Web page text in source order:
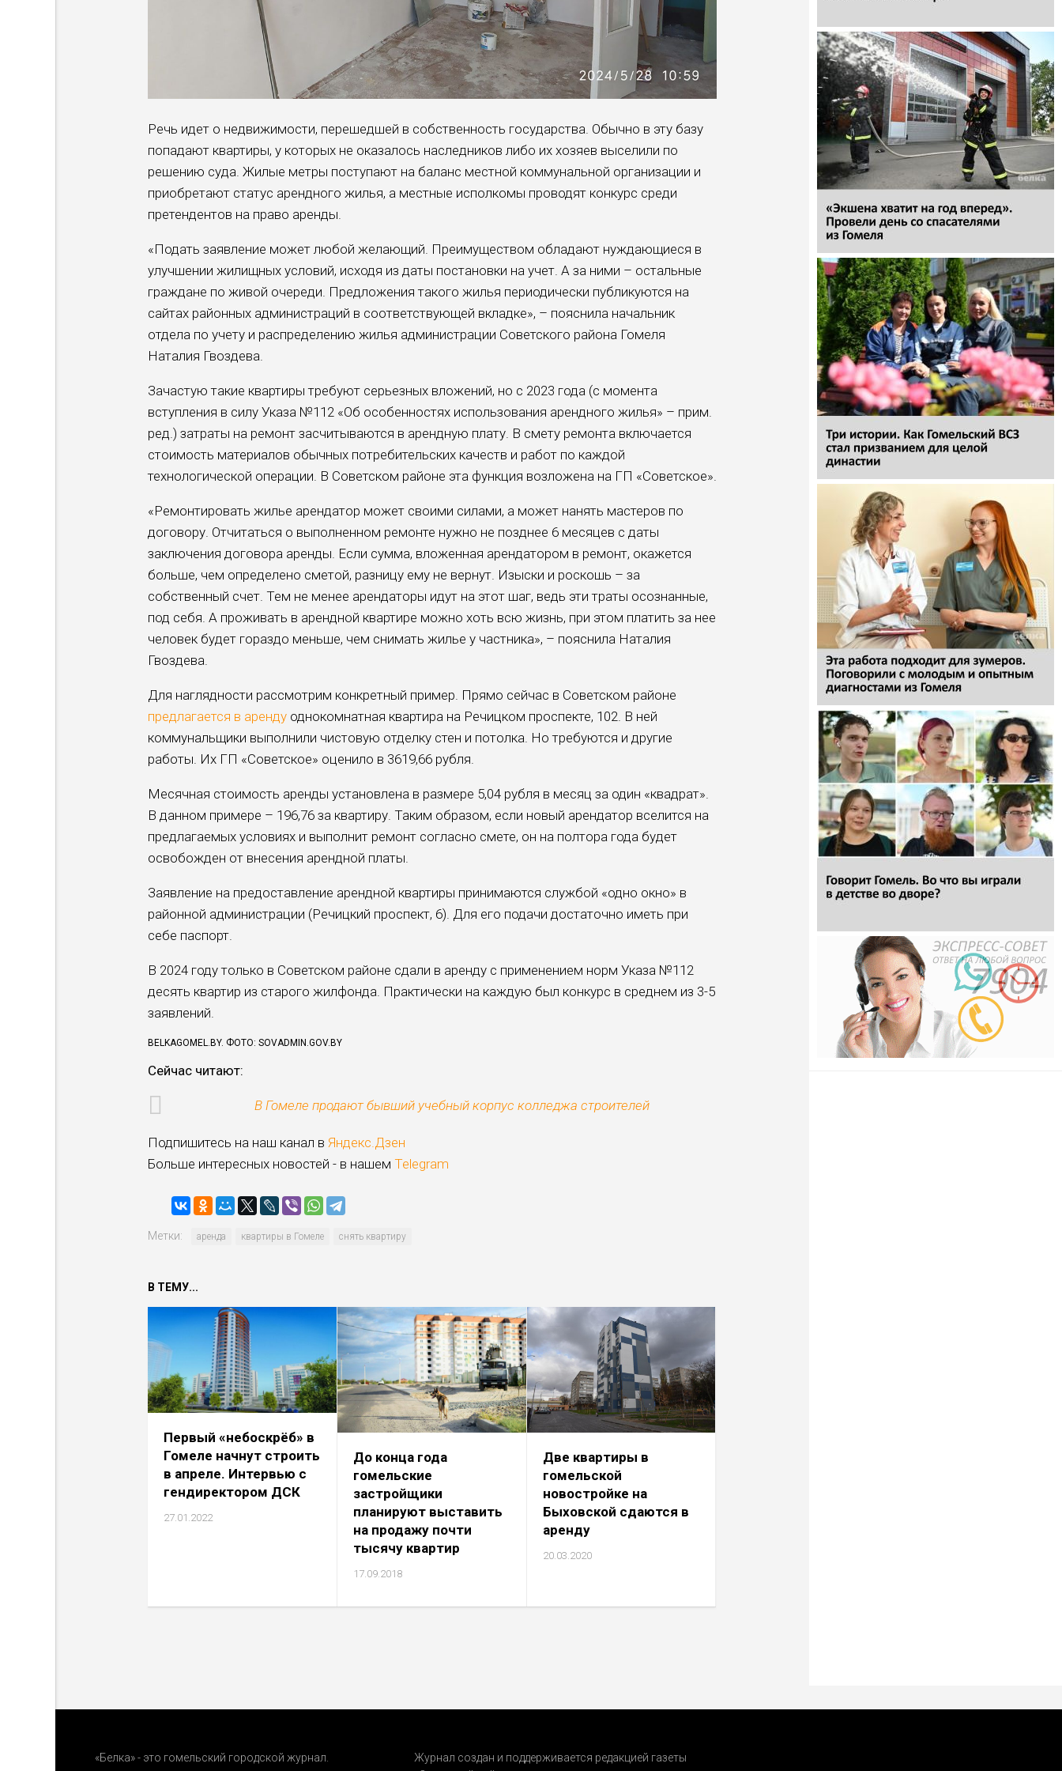
Речь идет о недвижимости, перешедшей в собственность государства. Обычно в эту базу
попадают квартиры, у которых не оказалось наследников либо их хозяев выселили по
решению суда. Жилые метры поступают на баланс местной коммунальной организации и
приобретают статус арендного жилья, а местные исполкомы проводят конкурс среди
претендентов на право аренды.
«Подать заявление может любой желающий. Преимуществом обладают нуждающиеся в
улучшении жилищных условий, исходя из даты постановки на учет. А за ними – остальные
граждане по живой очереди. Предложения такого жилья периодически пу­бликуются на
сайтах районных администраций в соответствующей вкладке», – пояснила начальник
отдела по учету и распределению жилья администрации Советского района Гомеля
Наталия Гвоздева.
Зачастую такие квартиры требуют серьезных вложений, но с 2023 года (с момента
вступления в силу Указа №112 «Об особенностях использования арендного жилья» – прим.
ред.) затраты на ремонт засчитываются в арендную плату. В смету ремонта включается
стоимость материалов обычных потребительских качеств и работ по каждой
технологической операции. В Советском районе эта функция возложена на ГП «Советское».
«Ремонтировать жилье арендатор может своими силами, а может нанять мастеров по
договору. Отчитаться о выполненном ремонте нужно не позднее 6 месяцев с даты
заключения договора аренды. Если сумма, вложенная арендатором в ремонт, окажется
больше, чем определено сметой, разницу ему не вернут. Изыски и роскошь – за
собственный счет. Тем не менее арендаторы идут на этот шаг, ведь эти траты осознанные,
под себя. А проживать в арендной квартире можно хоть всю жизнь, при этом платить за нее
человек будет гораздо меньше, чем снимать жилье у частника», – пояснила Наталия
Гвоздева.
Для наглядности рассмотрим конкретный пример. Прямо сейчас в Советском районе
предлагается в аренду однокомнатная квартира на Речицком проспекте, 102. В ней
коммунальщики выполнили чистовую отделку стен и потолка. Но требуются и другие
работы. Их ГП «Советское» оценило в 3619,66 рубля.
Месячная стоимость аренды установлена в размере 5,04 рубля в месяц за один «квадрат».
В данном примере – 196,76 за квартиру. Таким образом, если новый арендатор вселится на
предлагаемых условиях и выполнит ремонт согласно смете, он на полтора года будет
освобожден от внесения арендной платы.
Заявление на предоставление арендной квартиры принимаются службой «одно окно» в
районной администрации (Речицкий проспект, 6). Для его подачи достаточно иметь при
себе паспорт.
В 2024 году только в Советском районе сдали в аренду с применением норм Указа №112
десять квартир из старого жилфонда. Практически на каждую был конкурс в среднем из 3-5
заявлений.
BELKAGOMEL.BY. ФОТО: SOVADMIN.GOV.BY
Сейчас читают:
В Гомеле продают бывший учебный корпус колледжа строителей
Подпишитесь на наш канал в Яндекс.Дзен
Больше интересных новостей - в нашем Telegram
Метки: аренда квартиры в Гомеле снять квартиру
В ТЕМУ...
Первый «небоcкрёб» в
Гомеле начнут строить
в апреле. Интервью с
гендиректором ДСК
27.01.2022
До конца года
гомельские
застройщики
планируют выставить
на продажу почти
тысячу квартир
17.09.2018
Две квартиры в
гомельской
новостройке на
Быховской сдаются в
аренду
20.03.2020
«Белка» - это гомельский городской журнал.
Журнал создан и поддерживается редакцией газеты